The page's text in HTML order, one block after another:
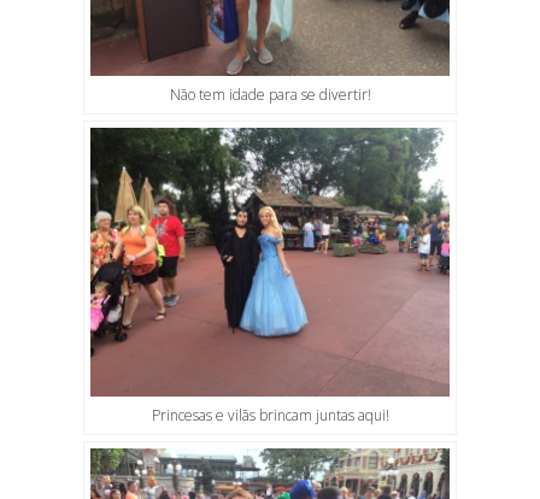
Não tem idade para se divertir!
Princesas e vilãs brincam juntas aqui!